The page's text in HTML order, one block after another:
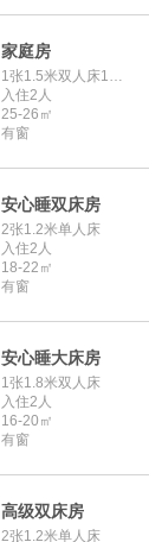
家庭房
1张1.5米双人床1张1.2米单人床
入住2人
25-26㎡
有窗
安心睡双床房
2张1.2米单人床
入住2人
18-22㎡
有窗
安心睡大床房
1张1.8米双人床
入住2人
16-20㎡
有窗
高级双床房
2张1.2米单人床